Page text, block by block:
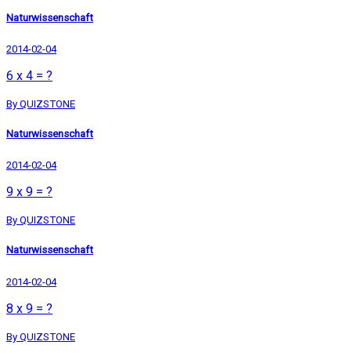
Naturwissenschaft
2014-02-04
6 x 4 = ?
By QUIZSTONE
Naturwissenschaft
2014-02-04
9 x 9 = ?
By QUIZSTONE
Naturwissenschaft
2014-02-04
8 x 9 = ?
By QUIZSTONE